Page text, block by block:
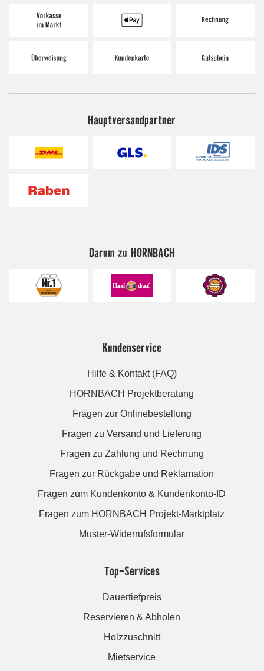
Hauptversandpartner
Darum zu HORNBACH
Kundenservice
Hilfe & Kontakt (FAQ)
HORNBACH Projektberatung
Fragen zur Onlinebestellung
Fragen zu Versand und Lieferung
Fragen zu Zahlung und Rechnung
Fragen zur Rückgabe und Reklamation
Fragen zum Kundenkonto & Kundenkonto-ID
Fragen zum HORNBACH Projekt-Marktplatz
Muster-Widerrufsformular
Top-Services
Dauertiefpreis
Reservieren & Abholen
Holzzuschnitt
Mietservice